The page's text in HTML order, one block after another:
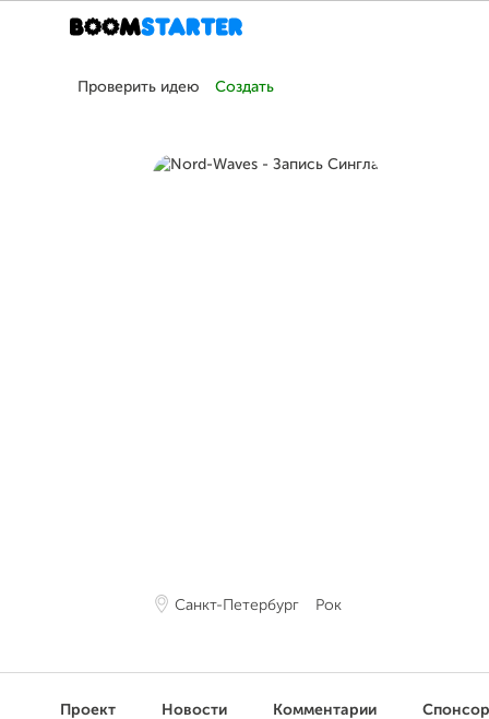
Проверить идею Создать
Санкт-Петербург Рок
Проект Новости Комментарии